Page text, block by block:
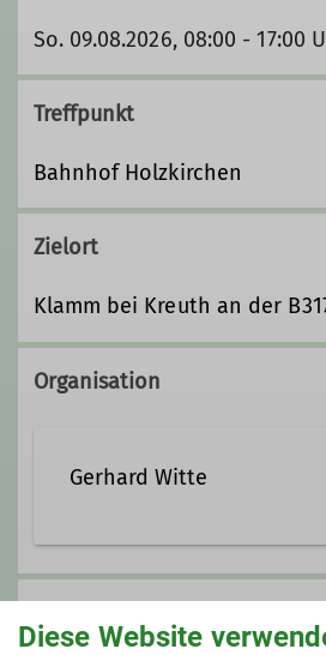
So. 09.08.2026, 08:00 - 17:00
Treffpunkt
Bahnhof Holzkirchen
Zielort
Klamm bei Kreuth an der
Organisation
Gerhard Witte
08024/8345
Diese Website